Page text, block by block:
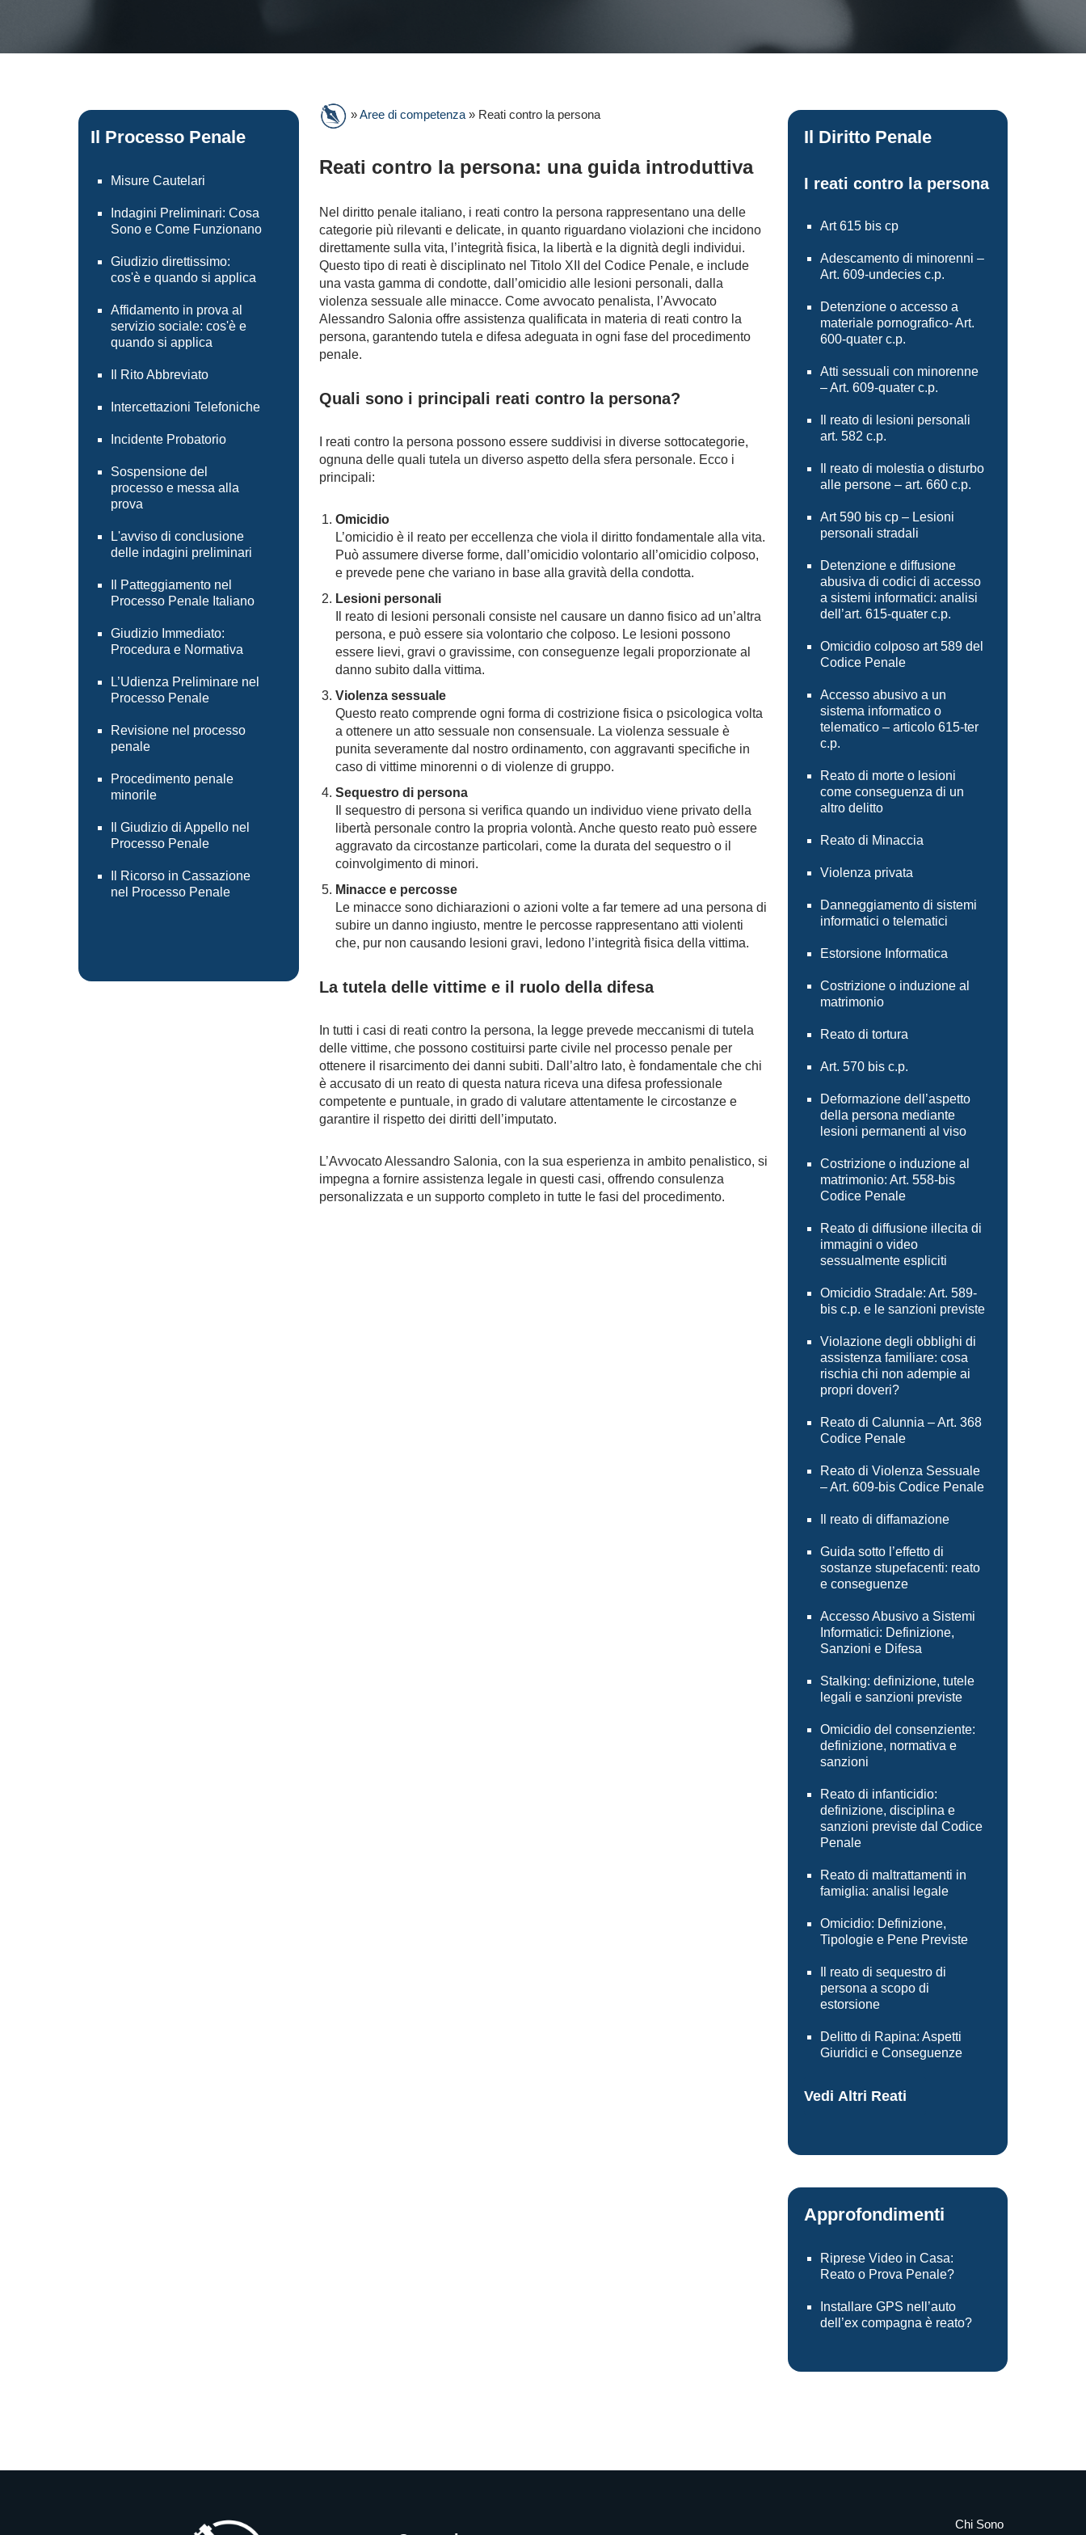
Il Processo Penale
Misure Cautelari
Indagini Preliminari: Cosa
Sono e Come Funzionano
Giudizio direttissimo:
cos'è e quando si applica
Affidamento in prova al
servizio sociale: cos'è e
quando si applica
Il Rito Abbreviato
Intercettazioni Telefoniche
Incidente Probatorio
Sospensione del
processo e messa alla
prova
L'avviso di conclusione
delle indagini preliminari
Il Patteggiamento nel
Processo Penale Italiano
Giudizio Immediato:
Procedura e Normativa
L’Udienza Preliminare nel
Processo Penale
Revisione nel processo
penale
Procedimento penale
minorile
Il Giudizio di Appello nel
Processo Penale
Il Ricorso in Cassazione
nel Processo Penale
»Aree di competenza» Reati contro la persona
Reati contro la persona: una guida introduttiva
Nel diritto penale italiano, i reati contro la persona rappresentano una delle
categorie più rilevanti e delicate, in quanto riguardano violazioni che incidono
direttamente sulla vita, l’integrità fisica, la libertà e la dignità degli individui.
Questo tipo di reati è disciplinato nel Titolo XII del Codice Penale, e include
una vasta gamma di condotte, dall’omicidio alle lesioni personali, dalla
violenza sessuale alle minacce. Come avvocato penalista, l’Avvocato
Alessandro Salonia offre assistenza qualificata in materia di reati contro la
persona, garantendo tutela e difesa adeguata in ogni fase del procedimento
penale.
Quali sono i principali reati contro la persona?
I reati contro la persona possono essere suddivisi in diverse sottocategorie,
ognuna delle quali tutela un diverso aspetto della sfera personale. Ecco i
principali:
Omicidio
L’omicidio è il reato per eccellenza che viola il diritto fondamentale alla vita.
Può assumere diverse forme, dall’omicidio volontario all’omicidio colposo,
e prevede pene che variano in base alla gravità della condotta.
Lesioni personali
Il reato di lesioni personali consiste nel causare un danno fisico ad un’altra
persona, e può essere sia volontario che colposo. Le lesioni possono
essere lievi, gravi o gravissime, con conseguenze legali proporzionate al
danno subito dalla vittima.
Violenza sessuale
Questo reato comprende ogni forma di costrizione fisica o psicologica volta
a ottenere un atto sessuale non consensuale. La violenza sessuale è
punita severamente dal nostro ordinamento, con aggravanti specifiche in
caso di vittime minorenni o di violenze di gruppo.
Sequestro di persona
Il sequestro di persona si verifica quando un individuo viene privato della
libertà personale contro la propria volontà. Anche questo reato può essere
aggravato da circostanze particolari, come la durata del sequestro o il
coinvolgimento di minori.
Minacce e percosse
Le minacce sono dichiarazioni o azioni volte a far temere ad una persona di
subire un danno ingiusto, mentre le percosse rappresentano atti violenti
che, pur non causando lesioni gravi, ledono l’integrità fisica della vittima.
La tutela delle vittime e il ruolo della difesa
In tutti i casi di reati contro la persona, la legge prevede meccanismi di tutela
delle vittime, che possono costituirsi parte civile nel processo penale per
ottenere il risarcimento dei danni subiti. Dall’altro lato, è fondamentale che chi
è accusato di un reato di questa natura riceva una difesa professionale
competente e puntuale, in grado di valutare attentamente le circostanze e
garantire il rispetto dei diritti dell’imputato.
L’Avvocato Alessandro Salonia, con la sua esperienza in ambito penalistico, si
impegna a fornire assistenza legale in questi casi, offrendo consulenza
personalizzata e un supporto completo in tutte le fasi del procedimento.
Il Diritto Penale
I reati contro la persona
Art 615 bis cp
Adescamento di minorenni –
Art. 609-undecies c.p.
Detenzione o accesso a
materiale pornografico- Art.
600-quater c.p.
Atti sessuali con minorenne
– Art. 609-quater c.p.
Il reato di lesioni personali
art. 582 c.p.
Il reato di molestia o disturbo
alle persone – art. 660 c.p.
Art 590 bis cp – Lesioni
personali stradali
Detenzione e diffusione
abusiva di codici di accesso
a sistemi informatici: analisi
dell’art. 615-quater c.p.
Omicidio colposo art 589 del
Codice Penale
Accesso abusivo a un
sistema informatico o
telematico – articolo 615-ter
c.p.
Reato di morte o lesioni
come conseguenza di un
altro delitto
Reato di Minaccia
Violenza privata
Danneggiamento di sistemi
informatici o telematici
Estorsione Informatica
Costrizione o induzione al
matrimonio
Reato di tortura
Art. 570 bis c.p.
Deformazione dell’aspetto
della persona mediante
lesioni permanenti al viso
Costrizione o induzione al
matrimonio: Art. 558-bis
Codice Penale
Reato di diffusione illecita di
immagini o video
sessualmente espliciti
Omicidio Stradale: Art. 589-
bis c.p. e le sanzioni previste
Violazione degli obblighi di
assistenza familiare: cosa
rischia chi non adempie ai
propri doveri?
Reato di Calunnia – Art. 368
Codice Penale
Reato di Violenza Sessuale
– Art. 609-bis Codice Penale
Il reato di diffamazione
Guida sotto l’effetto di
sostanze stupefacenti: reato
e conseguenze
Accesso Abusivo a Sistemi
Informatici: Definizione,
Sanzioni e Difesa
Stalking: definizione, tutele
legali e sanzioni previste
Omicidio del consenziente:
definizione, normativa e
sanzioni
Reato di infanticidio:
definizione, disciplina e
sanzioni previste dal Codice
Penale
Reato di maltrattamenti in
famiglia: analisi legale
Omicidio: Definizione,
Tipologie e Pene Previste
Il reato di sequestro di
persona a scopo di
estorsione
Delitto di Rapina: Aspetti
Giuridici e Conseguenze
Vedi Altri Reati
Approfondimenti
Riprese Video in Casa:
Reato o Prova Penale?
Installare GPS nell’auto
dell’ex compagna è reato?
Chi Sono